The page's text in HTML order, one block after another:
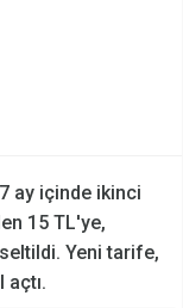
ay içinde ikinci
15 TL'ye,
Yeni tarife,
açtı.